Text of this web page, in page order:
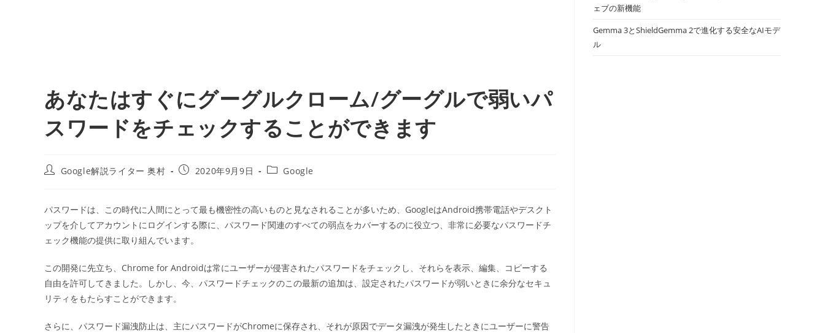
あなたはすぐにグーグルクローム/グーグルで弱いパ
スワードをチェックすることができます
投
Google解説ライター 奥村
投
日:
2020年9月9日
投
テ
ゴ
リ
Google
パスワードは、この時代に人間にとって最も機密性の高いものと見なされることが多いため、GoogleはAndroid携帯電話やデスクト
ップを介してアカウントにログインする際に、パスワード関連のすべての弱点をカバーするのに役立つ、非常に必要なパスワードチ
ェック機能の提供に取り組んでいます。
この開発に先立ち、Chrome for Androidは常にユーザーが侵害されたパスワードをチェックし、それらを表示、編集、コピーする
自由を許可してきました。しかし、今、パスワードチェックのこの最新の追加は、設定されたパスワードが弱いときに余分なセキュ
リティをもたらすことができます。
さらに、パスワード漏洩防止は、主にパスワードがChromeに保存され、それが原因でデータ漏洩が発生したときにユーザーに警告
ェブの新機能
Gemma 3とShieldGemma 2で進化する安全なAIモデ
ル